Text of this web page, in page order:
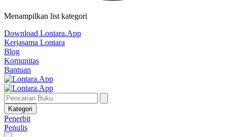
Menampilkan list kategori
Download Lontara.App
Kerjasama Lontara
Blog
Komunitas
Bantuan
Kategori
Penerbit
Penulis